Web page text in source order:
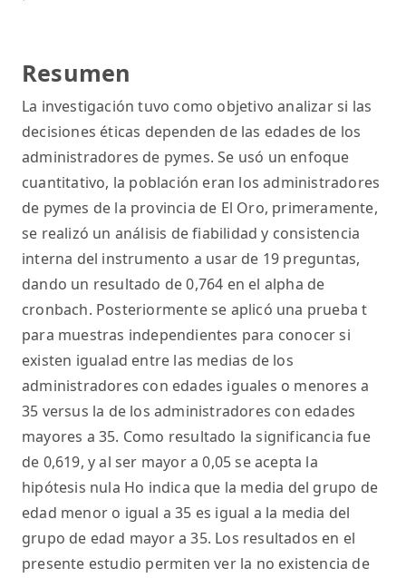
Resumen
La investigación tuvo como objetivo analizar si las
decisiones éticas dependen de las edades de los
administradores de pymes. Se usó un enfoque
cuantitativo, la población eran los administradores
de pymes de la provincia de El Oro, primeramente,
se realizó un análisis de fiabilidad y consistencia
interna del instrumento a usar de 19 preguntas,
dando un resultado de 0,764 en el alpha de
cronbach. Posteriormente se aplicó una prueba t
para muestras independientes para conocer si
existen igualad entre las medias de los
administradores con edades iguales o menores a
35 versus la de los administradores con edades
mayores a 35. Como resultado la significancia fue
de 0,619, y al ser mayor a 0,05 se acepta la
hipótesis nula Ho indica que la media del grupo de
edad menor o igual a 35 es igual a la media del
grupo de edad mayor a 35. Los resultados en el
presente estudio permiten ver la no existencia de